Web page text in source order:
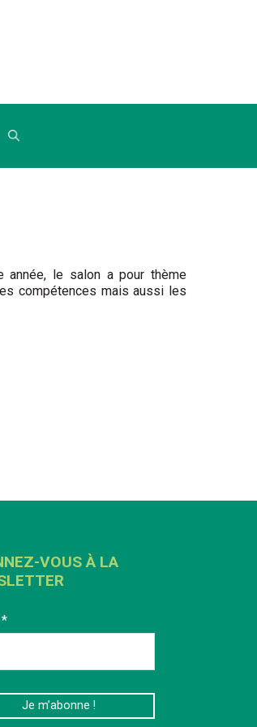
année, le salon a pour thème
compétences mais aussi les
VOUS À LA
*